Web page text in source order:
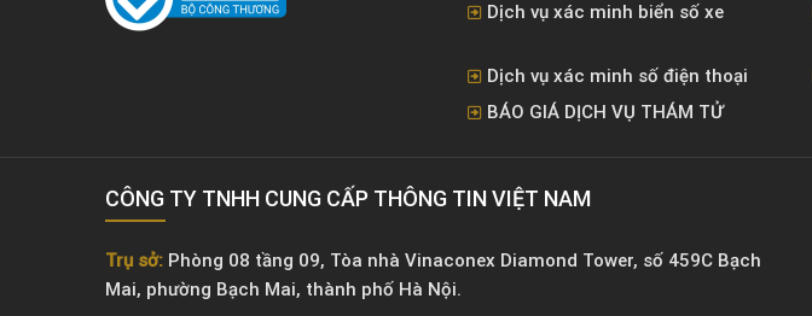
Dịch vụ xác minh biển số xe
Dịch vụ xác minh số điện thoại
BÁO GIÁ DỊCH VỤ THÁM TỬ
CÔNG TY TNHH CUNG CẤP THÔNG TIN VIỆT NAM
Trụ sở: Phòng 08 tầng 09, Tòa nhà Vinaconex Diamond Tower, số 459C Bạch
Mai, phường Bạch Mai, thành phố Hà Nội.